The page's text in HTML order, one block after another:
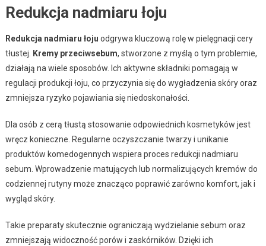
Redukcja nadmiaru łoju
Redukcja nadmiaru łoju odgrywa kluczową rolę w pielęgnacji cery
tłustej.
Kremy przeciwsebum, stworzone z myślą o tym problemie,
działają na wiele sposobów. Ich aktywne składniki pomagają w
regulacji produkcji łoju, co przyczynia się do wygładzenia skóry oraz
zmniejsza ryzyko pojawiania się niedoskonałości.
Dla osób z cerą tłustą stosowanie odpowiednich kosmetyków jest
wręcz konieczne. Regularne oczyszczanie twarzy i unikanie
produktów komedogennych wspiera proces redukcji nadmiaru
sebum. Wprowadzenie matujących lub normalizujących kremów do
codziennej rutyny może znacząco poprawić zarówno komfort, jak i
wygląd skóry.
Takie preparaty skutecznie ograniczają wydzielanie sebum oraz
zmniejszają widoczność porów i zaskórników. Dzięki ich